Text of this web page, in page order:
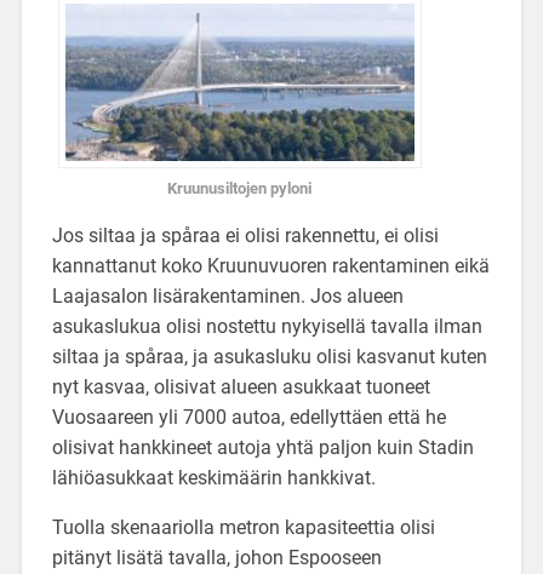
Kruunusiltojen pyloni
Jos siltaa ja spåraa ei olisi rakennettu, ei olisi
kannattanut koko Kruunuvuoren rakentaminen eikä
Laajasalon lisärakentaminen. Jos alueen
asukaslukua olisi nostettu nykyisellä tavalla ilman
siltaa ja spåraa, ja asukasluku olisi kasvanut kuten
nyt kasvaa, olisivat alueen asukkaat tuoneet
Vuosaareen yli 7000 autoa, edellyttäen että he
olisivat hankkineet autoja yhtä paljon kuin Stadin
lähiöasukkaat keskimäärin hankkivat.
Tuolla skenaariolla metron kapasiteettia olisi
pitänyt lisätä tavalla, johon Espooseen